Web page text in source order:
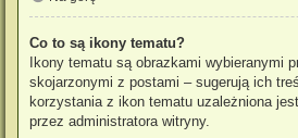
Co to są ikony tematu?
Ikony tematu są obrazkami wybieranymi
skojarzonymi z postami – sugerują ich
korzystania z ikon tematu uzależniona
przez administratora witryny.